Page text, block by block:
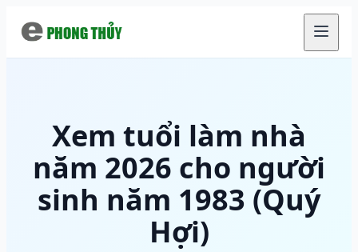
Xem tuổi làm nhà
năm 2026 cho người
sinh năm 1983 (Quý
Hợi)